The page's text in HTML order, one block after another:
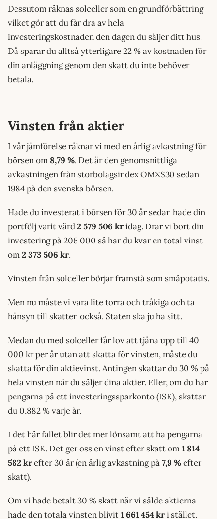
Dessutom räknas solceller som en grundförbättring
vilket gör att du får dra av hela
investeringskostnaden den dagen du säljer ditt hus.
Då sparar du alltså ytterligare 22 % av kostnaden för
din anläggning genom den skatt du inte behöver
betala.
Vinsten från aktier
I vår jämförelse räknar vi med en årlig avkastning för
börsen om 8,79 %. Det är den genomsnittliga
avkastningen från storbolagsindex OMXS30 sedan
1984 på den svenska börsen.
Hade du investerat i börsen för 30 år sedan hade din
portfölj varit värd2 579 506 kridag. Drar vi bort din
investering på 206 000 så har du kvar en total vinst
om2 373 506 kr.
Vinsten från solceller börjar framstå som småpotatis.
Men nu måste vi vara lite torra och tråkiga och ta
hänsyn till skatten också. Staten ska ju ha sitt.
Medan du med solceller får lov att tjäna upp till 40
000 kr per år utan att skatta för vinsten, måste du
skatta för din aktievinst. Antingen skattar du 30 % på
hela vinsten när du säljer dina aktier. Eller, om du har
pengarna på ett investeringssparkonto (ISK), skattar
du 0,882 % varje år.
I det här fallet blir det mer lönsamt att ha pengarna
på ett ISK. Det ger oss en vinst efter skatt om1 814
582 krefter 30 år (en årlig avkastning på7,9 %efter
skatt).
Om vi hade betalt 30 % skatt när vi sålde aktierna
hade den totala vinsten blivit1 661 454 kri stället.